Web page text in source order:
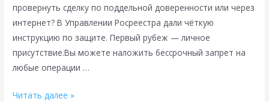
провернуть сделку по поддельной доверенности или через
интернет? В Управлении Росреестра дали чёткую
инструкцию по защите. Первый рубеж — личное
присутствие.Вы можете наложить бессрочный запрет на
любые операции …
Ключи
Читать далее »